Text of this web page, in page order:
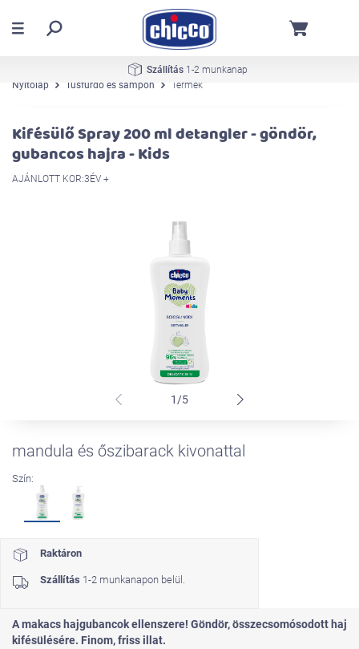
Szállítás 1-2 munkanap
Nyitólap
Tusfürdő és sampon Termék
Kifésülő Spray 200 ml detangler - göndör,
gubancos hajra - Kids
AJÁNLOTT KOR:3ÉV +
1/5
mandula és őszibarack kivonattal
Szín:
Raktáron
Szállítás 1-2 munkanapon belül.
A makacs hajgubancok ellenszere! Göndör, összecsomósodott haj
kifésülésére. Finom, friss illat.